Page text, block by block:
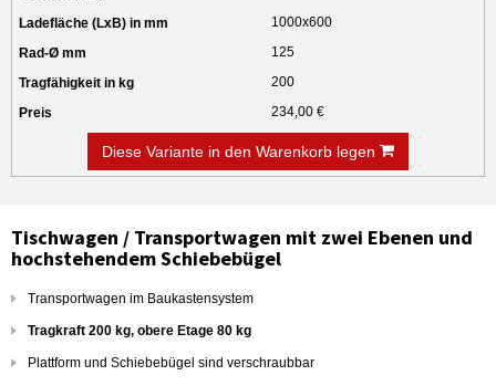
1000x600
125
200
234,00 €
Diese Variante in den Warenkorb legen
Tischwagen / Transportwagen mit zwei Ebenen und
hochstehendem Schiebebügel
Transportwagen im Baukastensystem
Tragkraft 200 kg, obere Etage 80 kg
Plattform und Schiebebügel sind verschraubbar